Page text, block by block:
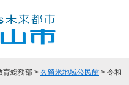
育総務部 > 久留米地域公民館 > 令和